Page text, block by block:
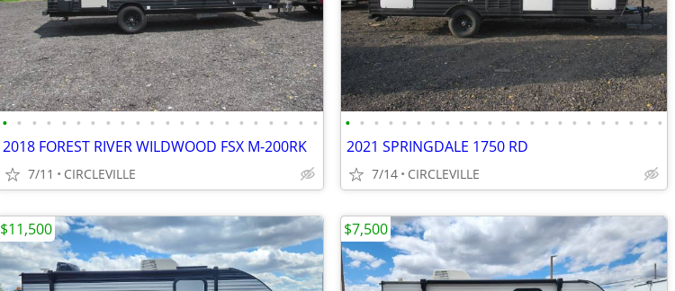
• • • • • • • • • • • • • • • • • • • • • •
2018 FOREST RIVER WILDWOOD FSX M-200RK
7/11 CIRCLEVILLE
• • • • • • • • • • • • • • • • • • • • • • •
2021 SPRINGDALE 1750 RD
7/14 CIRCLEVILLE
$11,500 $7,500